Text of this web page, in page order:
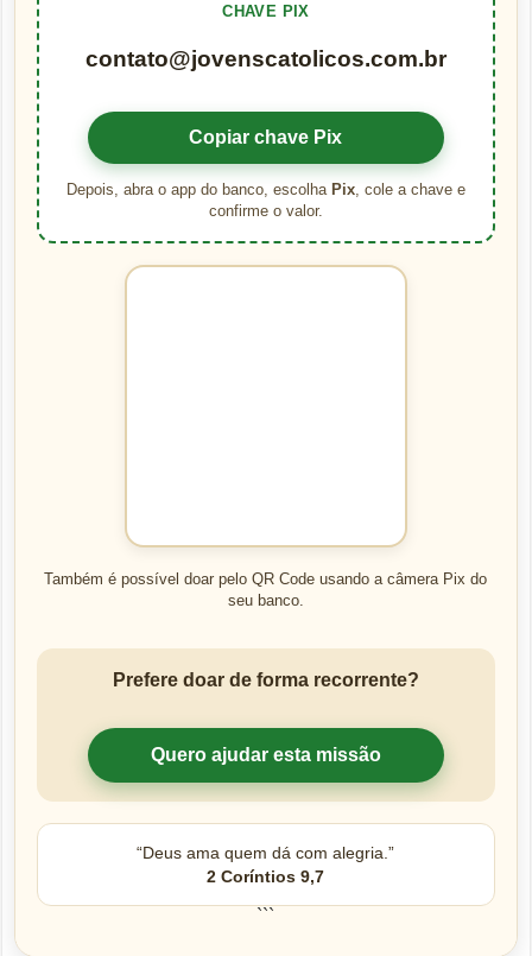
CHAVE PIX
contato@jovenscatolicos.com.br
Copiar chave Pix
Depois, abra o app do banco, escolha Pix, cole a chave e
confirme o valor.
Também é possível doar pelo QR Code usando a câmera Pix do
seu banco.
Prefere doar de forma recorrente?
Quero ajudar esta missão
“Deus ama quem dá com alegria.”
2 Coríntios 9,7
```